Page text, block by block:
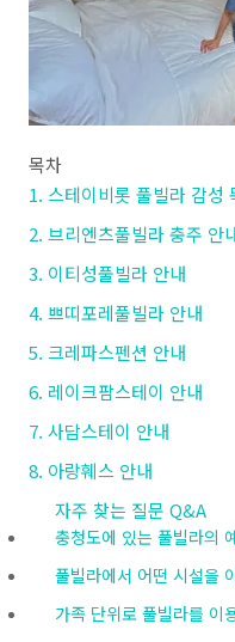
목차
1. 스테이비롯 풀빌라 감성
2. 브리엔츠풀빌라 충주 안
3. 이티성풀빌라 안내
4. 쁘띠포레풀빌라 안내
5. 크레파스펜션 안내
6. 레이크팜스테이 안내
7. 사담스테이 안내
8. 아랑훼스 안내
자주 찾는 질문 Q&A
충청도에 있는 풀빌라의
풀빌라에서 어떤 시설을
가족 단위로 풀빌라를 이